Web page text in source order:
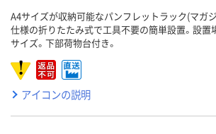
A4サイズが収納可能なパンフレットラック(マガ
仕様の折りたたみ式で工具不要の簡単設置。設置
サイズ。下部荷物台付き。
アイコンの説明